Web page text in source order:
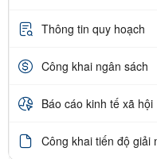
Thông tin quy hoạch
Công khai ngân sách
Báo cáo kinh tế xã hội
Công khai tiến độ giải